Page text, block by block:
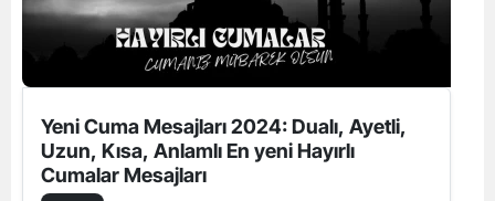
Yeni Cuma Mesajları 2024: Dualı, Ayetli,
Uzun, Kısa, Anlamlı En yeni Hayırlı
Cumalar Mesajları